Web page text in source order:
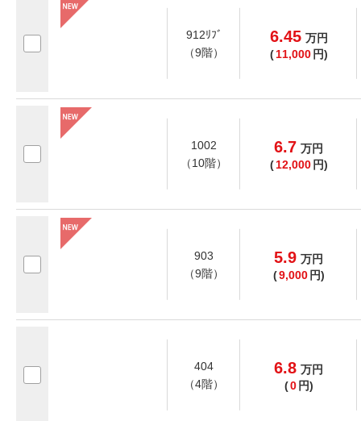
912ﾘﾌﾞ
（9階）
6.45 万円
( 11,000 円)
1002
（10階）
6.7 万円
( 12,000 円)
903
（9階）
5.9 万円
(9,000 円)
404
（4階）
6.8 万円
(0 円)